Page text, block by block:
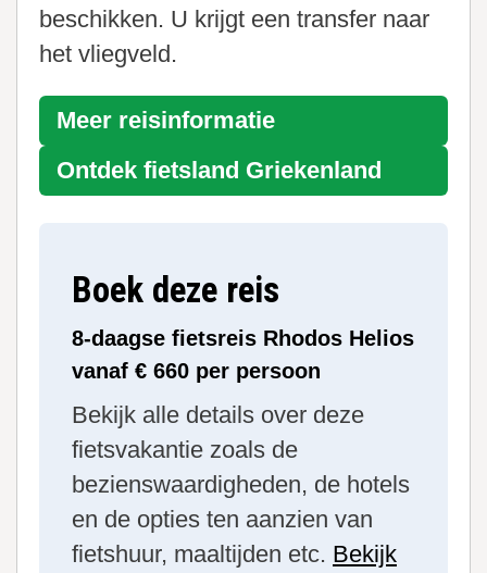
beschikken. U krijgt een transfer naar
het vliegveld.
Meer reisinformatie
Ontdek fietsland Griekenland
Boek deze reis
8-daagse fietsreis Rhodos Helios
vanaf € 660 per persoon
Bekijk alle details over deze
fietsvakantie zoals de
bezienswaardigheden, de hotels
en de opties ten aanzien van
fietshuur, maaltijden etc. Bekijk